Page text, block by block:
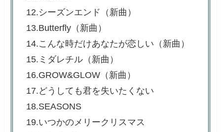
12.シーズンエンド（新曲）
13.Butterfly （新曲）
14.こんな時だけあなたが恋しい （新曲）
15.ミダレチル （新曲）
16.GROW&GLOW （新曲）
17.どうしても君を失いたくない
18.SEASONS
19.いつかのメリークリスマス